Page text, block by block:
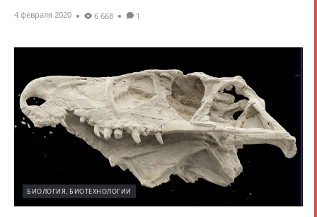
4 февраля 2020 6 668 1
БИОЛОГИЯ, БИОТЕХНОЛОГИИ